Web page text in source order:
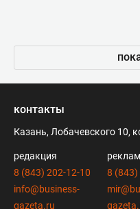
контакты
Казань, Лобачевского 10,
редакция
8 (843) 202-12-10
info@business-
gazeta.ru
8 (843)